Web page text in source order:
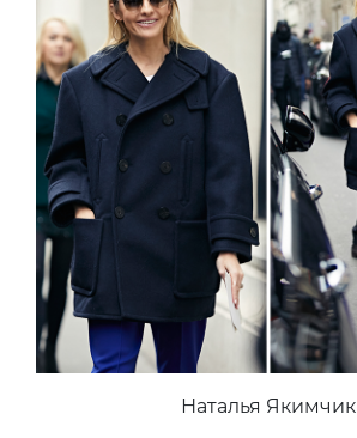
Наталья Якимчик